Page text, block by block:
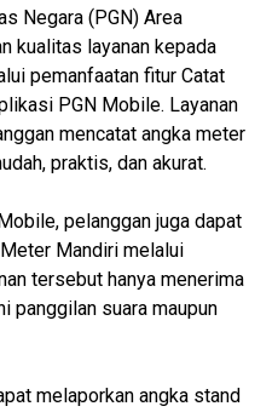
Negara (PGN) Area
kualitas layanan kepada
pemanfaatan fitur Catat
PGN Mobile. Layanan
mencatat angka meter
praktis, dan akurat.
pelanggan juga dapat
Mandiri melalui
tersebut hanya menerima
panggilan suara maupun
melaporkan angka stand